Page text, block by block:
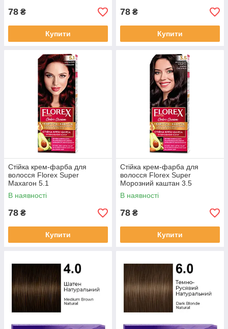
78 ₴
Купити
78 ₴
Купити
Стійка крем-фарба для
волосся Florex Super
Махагон 5.1
В наявності
78 ₴
Купити
Стійка крем-фарба для
волосся Florex Super
Морозний каштан 3.5
В наявності
78 ₴
Купити